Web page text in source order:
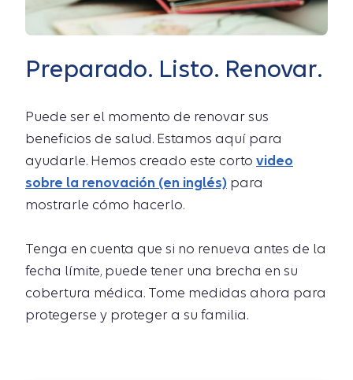
Preparado. Listo. Renovar.
Puede ser el momento de renovar sus
beneficios de salud. Estamos aquí para
ayudarle. Hemos creado este corto video
sobre la renovación (en inglés) para
mostrarle cómo hacerlo.
Tenga en cuenta que si no renueva antes de la
fecha límite, puede tener una brecha en su
cobertura médica. Tome medidas ahora para
protegerse y proteger a su familia.